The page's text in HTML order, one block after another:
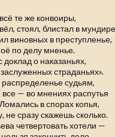
те же конвоиры,
стоял, блистал в
виновных в преступленье,
по делу мненье.
о наказаньях,
страданьях».
судьям,
— во мнениях распутья
в спорах копья,
сразу скажешь сколько.
четвертовать хотели —